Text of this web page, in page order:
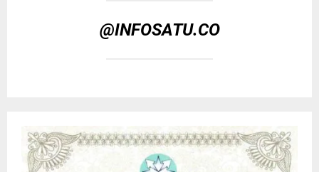
@INFOSATU.CO